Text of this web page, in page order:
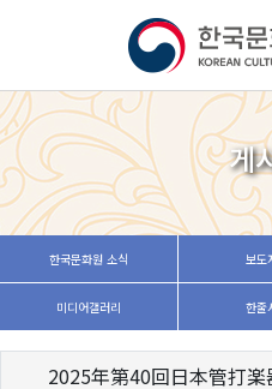
게
한국문화원 소식 보도
미디어갤러리 한줄
2025年第40回日本管打